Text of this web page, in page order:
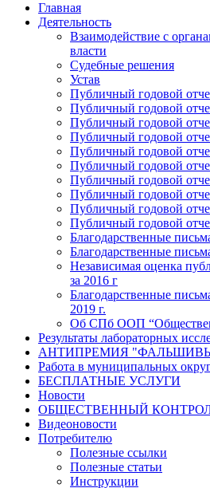
Главная
Деятельность
Взаимодействие с
власти
Судебные решения
Устав
Публичный годовой
Публичный годовой
Публичный годовой
Публичный годовой
Публичный годовой
Публичный годовой
Публичный годовой
Публичный годовой
Публичный годовой
Публичный годовой
Благодарственные
Благодарственные
Независимая оценка
за 2016 г
Благодарственные
2019 г.
Об СПб ООП
Результаты лабораторных
АНТИПРЕМИЯ
Работа в муниципальных
БЕСПЛАТНЫЕ УСЛУГИ
Новости
ОБЩЕСТВЕННЫЙ
Видеоновости
Потребителю
Полезные ссылки
Полезные статьи
Инструкции